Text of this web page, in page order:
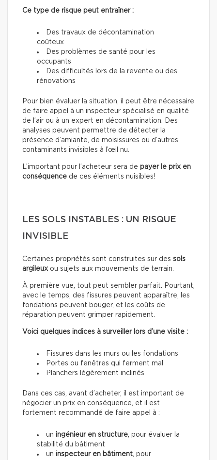
Ce type de risque peut entraîner :
Des travaux de décontamination
coûteux
Des problèmes de santé pour les
occupants
Des difficultés lors de la revente ou des
rénovations
Pour bien évaluer la situation, il peut être nécessaire
de faire appel à un inspecteur spécialisé en qualité
de l’air ou à un expert en décontamination. Des
analyses peuvent permettre de détecter la
présence d’amiante, de moisissures ou d’autres
contaminants invisibles à l’œil nu.
L’important pour l’acheteur sera de payer le prix en
conséquence de ces éléments nuisibles!
LES SOLS INSTABLES : UN RISQUE
INVISIBLE
Certaines propriétés sont construites sur des sols
argileux ou sujets aux mouvements de terrain.
À première vue, tout peut sembler parfait. Pourtant,
avec le temps, des fissures peuvent apparaître, les
fondations peuvent bouger, et les coûts de
réparation peuvent grimper rapidement.
Voici quelques indices à surveiller lors d’une visite :
Fissures dans les murs ou les fondations
Portes ou fenêtres qui ferment mal
Planchers légèrement inclinés
Dans ces cas, avant d’acheter, il est important de
négocier un prix en conséquence, et il est
fortement recommandé de faire appel à :
un ingénieur en structure, pour évaluer la
stabilité du bâtiment
un inspecteur en bâtiment, pour